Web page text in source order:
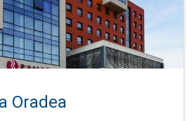
Oradea